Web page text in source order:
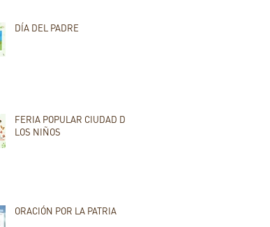
DÍA DEL PADRE
FERIA POPULAR CIUDAD DE
LOS NIÑOS
ORACIÓN POR LA PATRIA